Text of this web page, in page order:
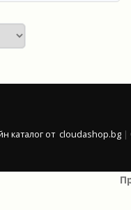
каталог от cloudashop.bg |